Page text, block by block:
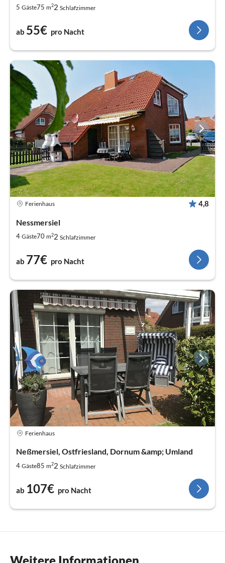
5 Gäste75 m22 Schlafzimmer
ab 55€ pro Nacht
Ferienhaus 4,8
Nessmersiel
4 Gäste70 m22 Schlafzimmer
ab 77€ pro Nacht
Ferienhaus
Neßmersiel, Ostfriesland, Dornum &amp; Umland
4 Gäste85 m22 Schlafzimmer
ab 107€ pro Nacht